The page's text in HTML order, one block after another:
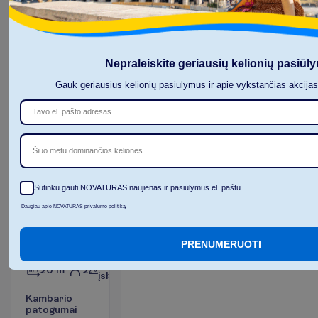
3 naktys,
2026-08-23 - 2026-08-26
1460.00€/grupei
Ap
Standard
tipo
20 m² 2
Viskas
įskaičiuota
Kambario
patogumai
Nepraleiskite geriausių kelionių
Gauk geriausius kelionių pasiūlymus ir apie vykstančias
Šiuo metu dominančios kelionės
Sutinku gauti NOVATURAS naujienas ir pasiūlymus el. paštu.
Daugiau apie NOVATURAS privalumo politiką
PRENUMERUOTI